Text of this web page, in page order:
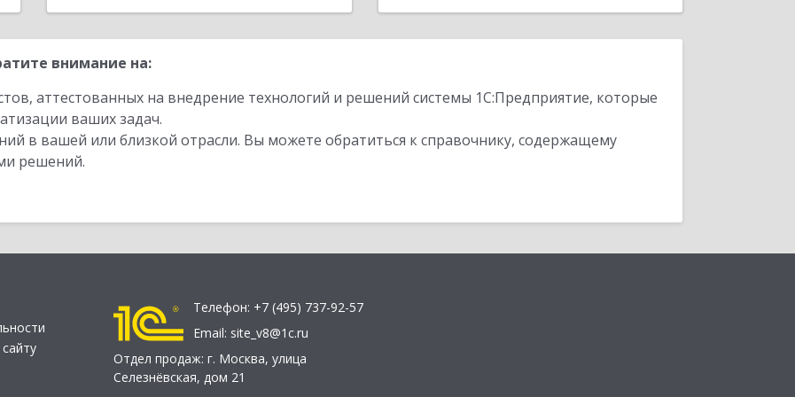
внимание на:
аттестованных на внедрение технологий и решений системы 1С:Предприятие, которые
ваших задач.
в вашей или близкой отрасли. Вы можете обратиться к справочнику, содержащему
решений.
Телефон: +7 (495) 737-92-57
Email: site_v8@1c.ru
Отдел продаж: г. Москва, улица
Селезнёвская, дом 21